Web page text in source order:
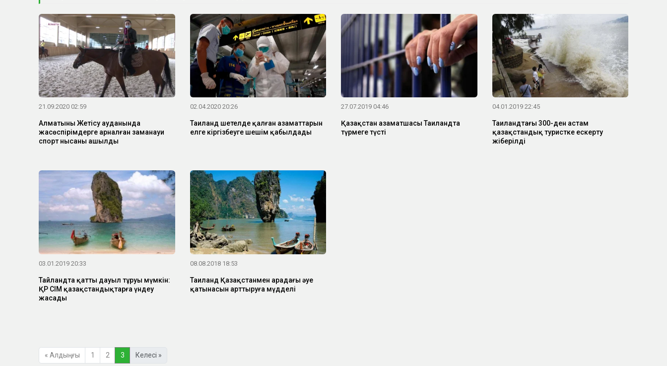
21.09.2020 02:59
Алматының Жетісу ауданында
жасөспірімдерге арналған заманауи
спорт нысаны ашылды
02.04.2020 20:26
Таиланд шетелде қалған азаматтарын
елге кіргізбеуге шешім қабылдады
27.07.2019 04:46
Қазақстан азаматшасы Таиландта
түрмеге түсті
04.01.2019 22:45
Таиландтағы 300-ден астам
қазақстандық туристке ескерту
жіберілді
03.01.2019 20:33
Тайландта қатты дауыл тұруы мүмкін:
ҚР СІМ қазақстандықтарға үндеу
жасады
08.08.2018 18:53
Таиланд Қазақстанмен арадағы әуе
қатынасын арттыруға мүдделі
« Алдыңғы 1 2 3 Келесі »